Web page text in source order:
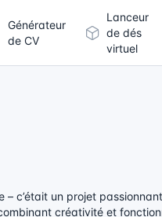
Générateur
de CV
Lanceur
de dés
virtuel
– c’était un projet
créativité et